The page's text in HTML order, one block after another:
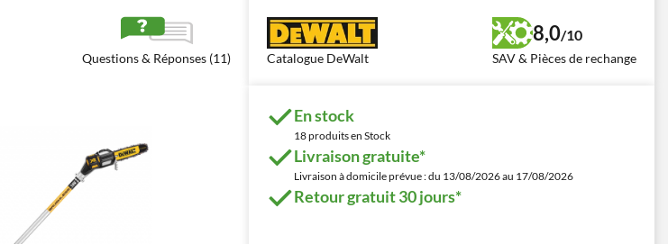
Questions & Réponses (11) Catalogue DeWalt
8,0/10
SAV & Pièces de rechange
En stock
18 produits en Stock
Livraison gratuite*
Livraison à domicile prévue : du 13/08/2026 au 17/08/2026
Retour gratuit 30 jours*